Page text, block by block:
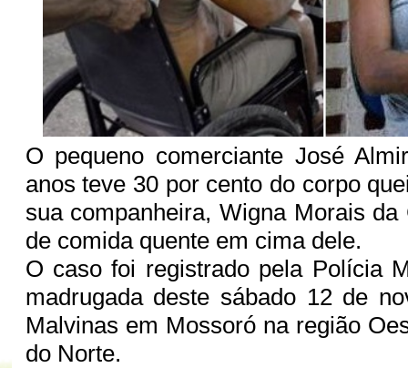
O pequeno comerciante José
anos teve 30 por cento do corpo
sua companheira, Wigna Morais da
de comida quente em cima dele.
O caso foi registrado pela Polícia
madrugada deste sábado 12 de
Malvinas em Mossoró na região
do Norte.